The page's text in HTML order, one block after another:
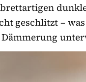
geschlitzt –